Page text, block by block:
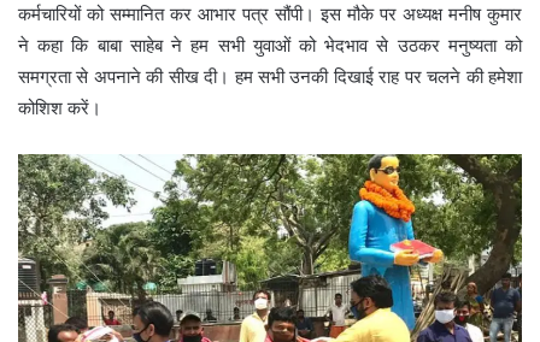
कर्मचारियों को सम्मानित कर आभार पत्र सौंपी। इस मौके पर अध्यक्ष मनीष कुमार
ने कहा कि बाबा साहेब ने हम सभी युवाओं को भेदभाव से उठकर मनुष्यता को
समग्रता से अपनाने की सीख दी। हम सभी उनकी दिखाई राह पर चलने की हमेशा
कोशिश करें।